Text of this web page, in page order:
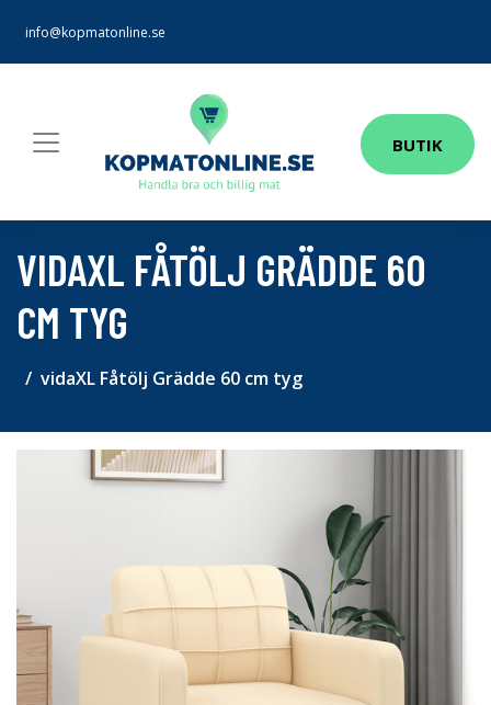
info@kopmatonline.se
BUTIK
VIDAXL FÅTÖLJ GRÄDDE 60
CM TYG
vidaXL Fåtölj Grädde 60 cm tyg